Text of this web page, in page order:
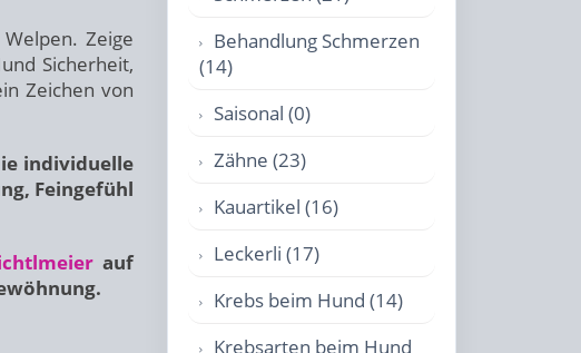
Zeige
Sicherheit,
Zeichen von
individuelle
Feingefühl
auf
Behandlung Schmerzen
(14)
Saisonal (0)
Zähne (23)
Kauartikel (16)
Leckerli (17)
Krebs beim Hund (14)
Krebsarten beim Hund